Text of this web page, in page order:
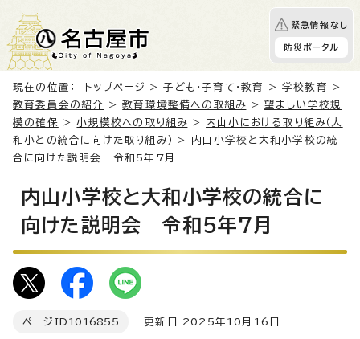
緊急情報なし
防災ポータル
現在の位置： トップページ >子ども・子育て・教育 >学校教育
>
教育委員会の紹介
>教育環境整備への取組み >望ましい学校規
模の確保 >小規模校への取り組み > 内山小における取り組み（大
和小との統合に向けた取り組み）
> 内山小学校と大和小学校の統
合に向けた説明会 令和5年7月
内山小学校と大和小学校の統合に
向けた説明会 令和5年7月
ページID 1016855 更新日 2025年10月16日